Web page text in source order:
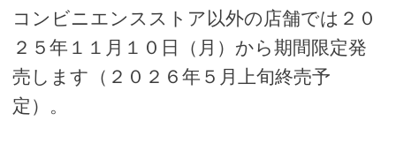
コンビニエンスストア以外の店舗では２０
２５年１１月１０日（月）から期間限定発
売します（２０２６年５月上旬終売予
定）。